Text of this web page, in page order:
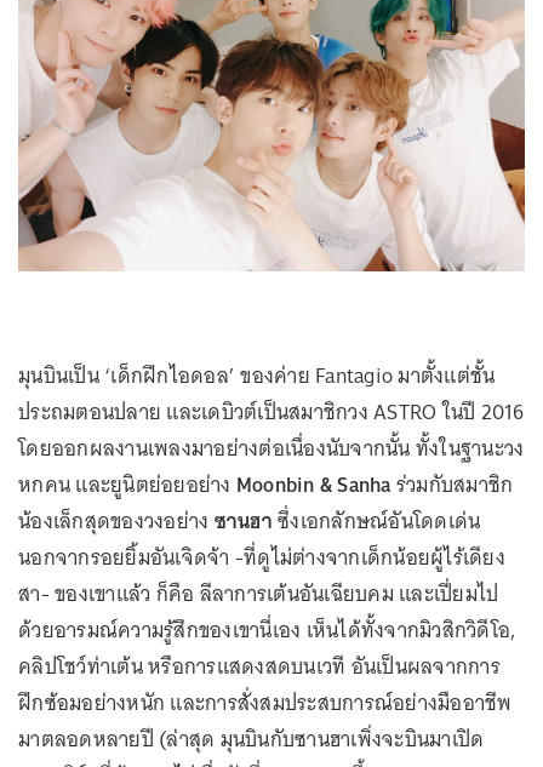
มุนบินเป็น ‘เด็กฝึกไอดอล’ ของค่าย Fantagio มาตั้งแต่ชั้น
ประถมตอนปลาย และเดบิวต์เป็นสมาชิกวง ASTRO ในปี 2016
โดยออกผลงานเพลงมาอย่างต่อเนื่องนับจากนั้น ทั้งในฐานะวง
หกคน และยูนิตย่อยอย่าง Moonbin & Sanhaร่วมกับสมาชิก
น้องเล็กสุดของวงอย่าง ซานฮาซึ่งเอกลักษณ์อันโดดเด่น
นอกจากรอยยิ้มอันเจิดจ้า -ที่ดูไม่ต่างจากเด็กน้อยผู้ไร้เดียง
สา- ของเขาแล้ว ก็คือ ลีลาการเต้นอันเฉียบคม และเปี่ยมไป
ด้วยอารมณ์ความรู้สึกของเขานี่เอง เห็นได้ทั้งจากมิวสิกวิดีโอ,
คลิปโชว์ท่าเต้น หรือการแสดงสดบนเวที อันเป็นผลจากการ
ฝึกซ้อมอย่างหนัก และการสั่งสมประสบการณ์อย่างมืออาชีพ
มาตลอดหลายปี (ล่าสุด มุนบินกับซานฮาเพิ่งจะบินมาเปิด